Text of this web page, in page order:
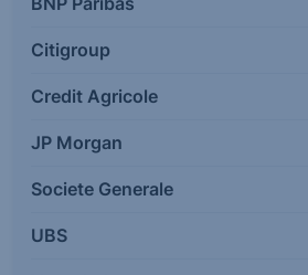
Citigroup
Credit Agricole
JP Morgan
Societe Generale
UBS